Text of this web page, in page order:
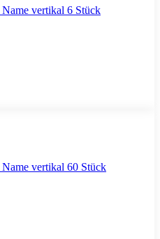
vertikal 6 Stück
vertikal 60 Stück